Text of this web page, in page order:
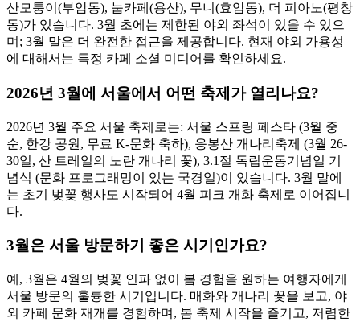
산모퉁이(부암동), 눕카페(용산), 무니(효암동), 더 피아노(평창
동)가 있습니다. 3월 초에는 제한된 야외 좌석이 있을 수 있으
며; 3월 말은 더 완전한 접근을 제공합니다. 현재 야외 가용성
에 대해서는 특정 카페 소셜 미디어를 확인하세요.
2026년 3월에 서울에서 어떤 축제가 열리나요?
2026년 3월 주요 서울 축제로는: 서울 스프링 페스타 (3월 중
순, 한강 공원, 무료 K-문화 축하), 응봉산 개나리축제 (3월 26-
30일, 산 트레일의 노란 개나리 꽃), 3.1절 독립운동기념일 기
념식 (문화 프로그래밍이 있는 국경일)이 있습니다. 3월 말에
는 초기 벚꽃 행사도 시작되어 4월 피크 개화 축제로 이어집니
다.
3월은 서울 방문하기 좋은 시기인가요?
예, 3월은 4월의 벚꽃 인파 없이 봄 경험을 원하는 여행자에게
서울 방문의 훌륭한 시기입니다. 매화와 개나리 꽃을 보고, 야
외 카페 문화 재개를 경험하며, 봄 축제 시작을 즐기고, 저렴한